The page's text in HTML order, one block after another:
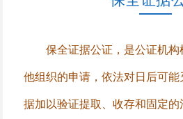
保全证据公证，是公证机构
他组织的申请，依法对日后可
据加以验证提取、收存和固定的